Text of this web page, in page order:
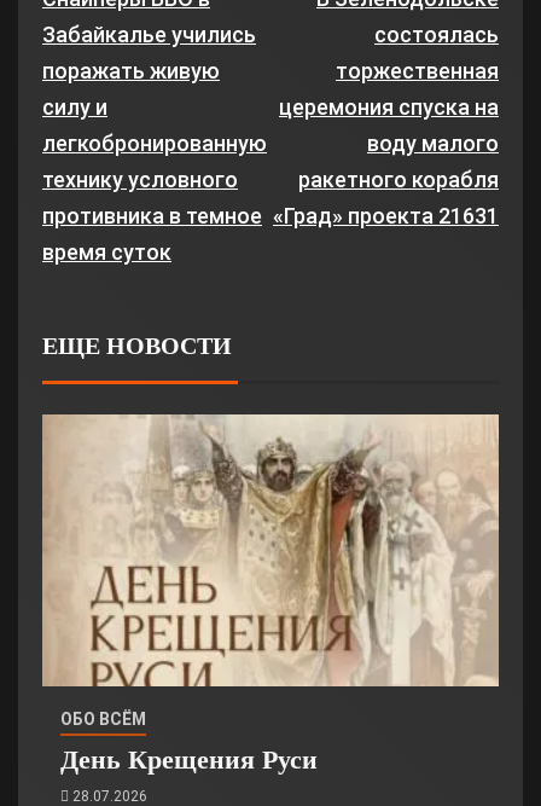
Забайкалье учились
поражать живую
силу и
легкобронированную
технику условного
противника в темное
время суток
состоялась
торжественная
церемония спуска на
воду малого
ракетного корабля
«Град» проекта 21631
ЕЩЕ НОВОСТИ
ОБО ВСЁМ
День Крещения Руси
28.07.2026